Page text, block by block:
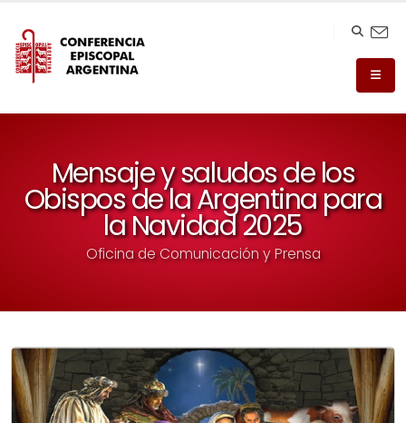
Mensaje y saludos de los
Obispos de la Argentina para
la Navidad 2025
Oficina de Comunicación y Prensa